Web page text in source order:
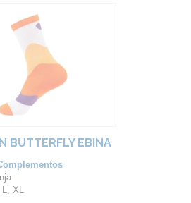
BUTTERFLY EBINA
XL